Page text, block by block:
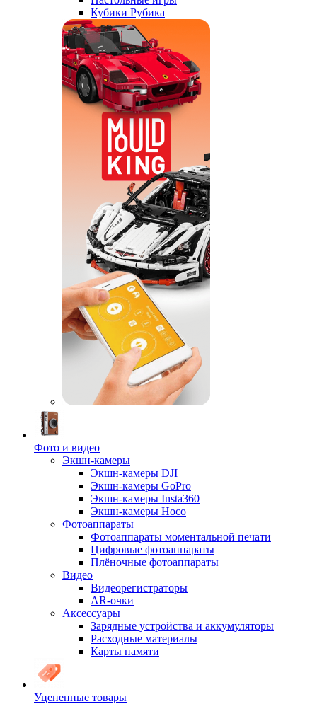
Кубики Рубика
Фото и видео
Экшн-камеры
Экшн-камеры DJI
Экшн-камеры GoPro
Экшн-камеры Insta360
Экшн-камеры Hoco
Фотоаппараты
Фотоаппараты моментальной печати
Цифровые фотоаппараты
Плёночные фотоаппараты
Видео
Видеорегистраторы
AR-очки
Аксессуары
Зарядные устройства и аккумуляторы
Расходные материалы
Карты памяти
Уцененные товары